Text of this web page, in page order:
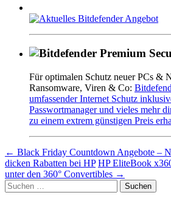
Für optimalen Schutz neuer PCs &
Ransomware, Viren & Co:
umfassender Internet Schutz
Passwortmanager und vieles mehr
zu einem extrem günstigen Preis
Beitragsnavigation
← Black Friday Countdown Angebote –
dicken Rabatten bei HP HP EliteBook
unter den 360° Convertibles →
Suche
nach: